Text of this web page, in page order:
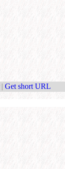
| Get short URL